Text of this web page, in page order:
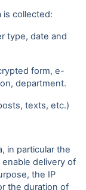
is collected:
type, date and
form, e-
department.
texts, etc.)
in particular the
delivery of
the IP
the duration of